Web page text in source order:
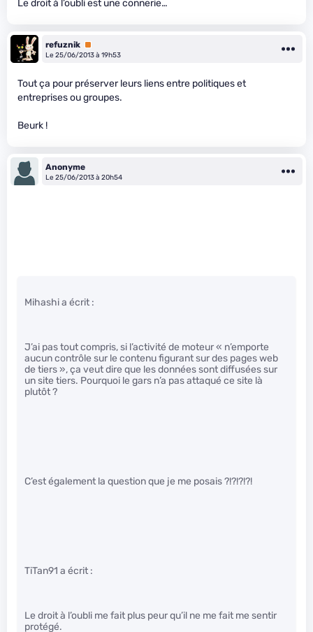
Le droit à l’oubli est une connerie…
refuznik Premium
Le 25/06/2013 à 19h53
Tout ça pour préserver leurs liens entre politiques et
entreprises ou groupes.
Beurk !
Anonyme
Le 25/06/2013 à 20h54
Mihashi a écrit :
J’ai pas tout compris, si l’activité de moteur « n’emporte
aucun contrôle sur le contenu figurant sur des pages web
de tiers », ça veut dire que les données sont diffusées sur
un site tiers. Pourquoi le gars n’a pas attaqué ce site là
plutôt ?
C’est également la question que je me posais ?!?!?!?!
TiTan91 a écrit :
Le droit à l’oubli me fait plus peur qu’il ne me fait me sentir
protégé.